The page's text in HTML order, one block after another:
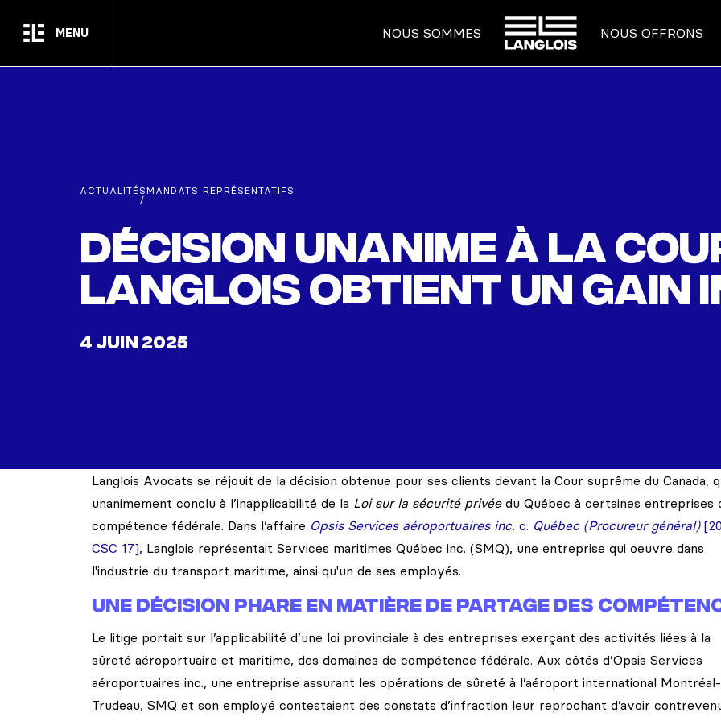
MENU NOUS SOMMES
ACCUEIL
NOUS OFFRONS
ACTUALITÉS
/
MANDATS REPRÉSENTATIFS
Décision unanime à la
Langlois obtient un gain
4 JUIN 2025
Langlois Avocats se réjouit de la décision obtenue pour ses clients devant la Cour suprême du Canada,
unanimement conclu à l’inapplicabilité de la Loi sur la sécurité privée du Québec à certaines entreprises
compétence fédérale. Dans l’affaire Opsis Services aéroportuaires inc. c. Québec (Procureur général)
CSC 17], Langlois représentait Services maritimes Québec inc. (SMQ), une entreprise qui oeuvre dans
l'industrie du transport maritime, ainsi qu'un de ses employés.
Une décision phare en matière de partage des
Le litige portait sur l’applicabilité d’une loi provinciale à des entreprises exerçant des activités liées à la
sûreté aéroportuaire et maritime, des domaines de compétence fédérale. Aux côtés d’Opsis Services
aéroportuaires inc., une entreprise assurant les opérations de sûreté à l’aéroport international Montréal-
Trudeau, SMQ et son employé contestaient des constats d’infraction leur reprochant d’avoir